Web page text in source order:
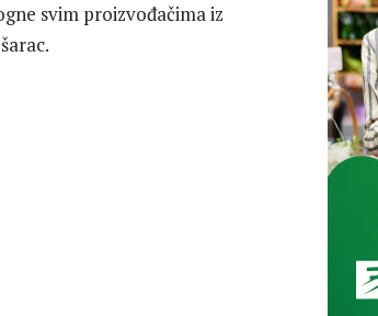
svim proizvođačima iz